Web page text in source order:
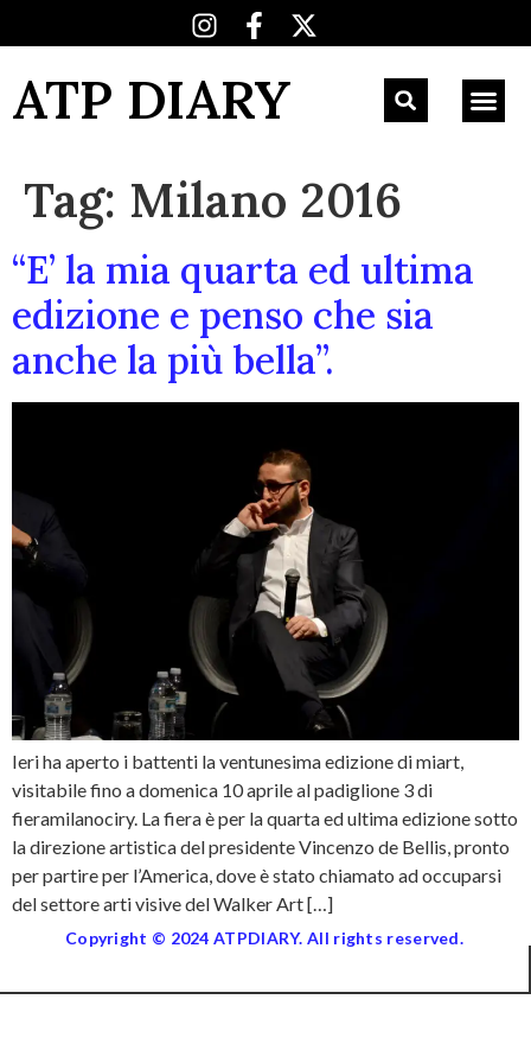
ATP DIARY
Tag: Milano 2016
“E’ la mia quarta ed ultima
edizione e penso che sia
anche la più bella”.
Ieri ha aperto i battenti la ventunesima edizione di miart,
visitabile fino a domenica 10 aprile al padiglione 3 di
fieramilanociry. La fiera è per la quarta ed ultima edizione sotto
la direzione artistica del presidente Vincenzo de Bellis, pronto
per partire per l’America, dove è stato chiamato ad occuparsi
del settore arti visive del Walker Art […]
Copyright © 2024 ATPDIARY. All rights reserved.